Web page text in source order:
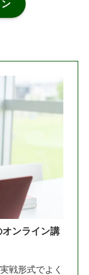
オンライン講
戦形式でよく